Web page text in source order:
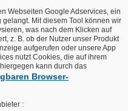
Webseiten Google Adservices, ein
Mit diesem Tool können wir
was nach dem Klicken auf
z. B. ob der Nutzer unser Produkt
aufgerufen oder unsere App
nutzt Cookies, die auf ihrem
kann durch das
Browser-
: